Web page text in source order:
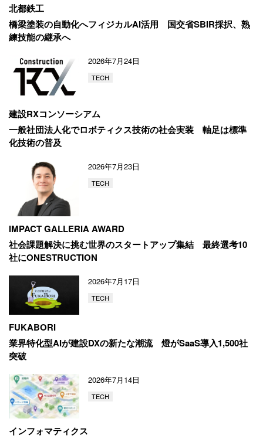
北都鉄工
橋梁塗装の自動化へフィジカルAI活用
国交省SBIR採択、熟
練技能の継承へ
2026年7月24日
TECH
建設RXコンソーシアム
一般社団法人化でロボティクス技術の社会実装
軸足は標準
化技術の普及
2026年7月23日
TECH
IMPACT GALLERIA AWARD
社会課題解決に挑む世界のスタートアップ集結
最終選考10
社にONESTRUCTION
2026年7月17日
TECH
FUKABORI
業界特化型AIが建設DXの新たな潮流
燈がSaaS導入1,500社
突破
2026年7月14日
TECH
インフォマティクス